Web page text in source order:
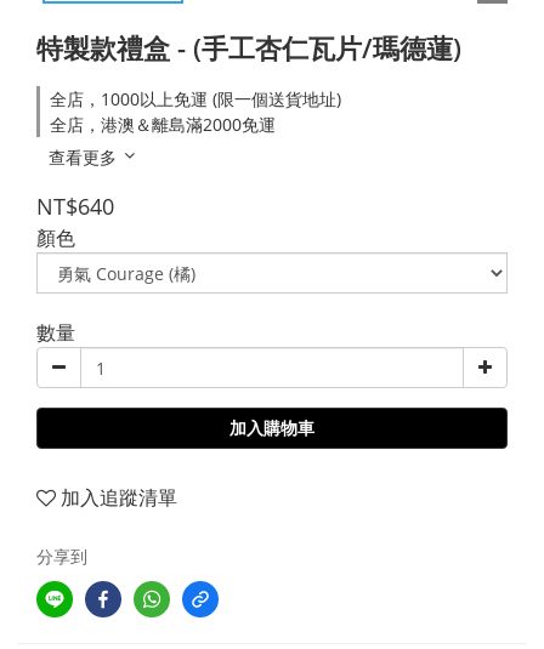
特製款禮盒 - (手工杏仁瓦片/瑪德蓮)
全店，1000以上免運 (限一個送貨地址)
全店，港澳＆離島滿2000免運
查看更多
NT$640
顏色
數量
加入購物車
加入追蹤清單
分享到